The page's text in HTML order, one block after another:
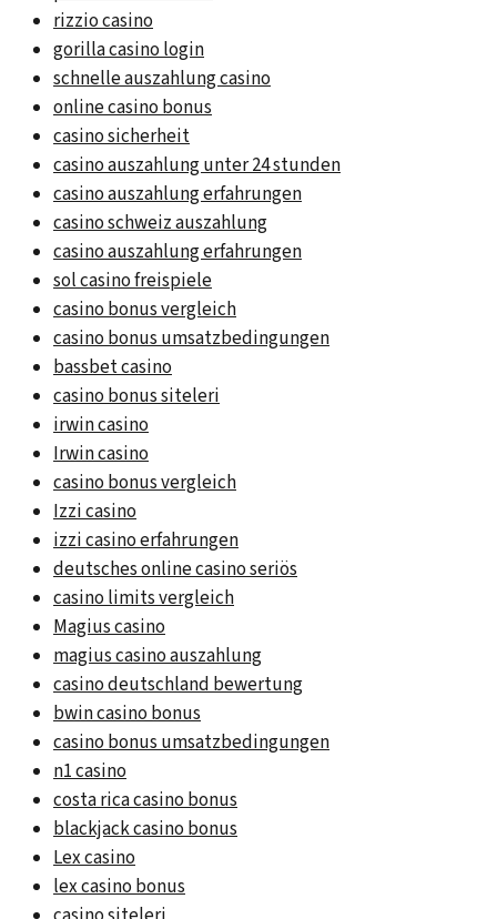
rizzio casino
gorilla casino login
schnelle auszahlung casino
online casino bonus
casino sicherheit
casino auszahlung unter 24 stunden
casino auszahlung erfahrungen
casino schweiz auszahlung
casino auszahlung erfahrungen
sol casino freispiele
casino bonus vergleich
casino bonus umsatzbedingungen
bassbet casino
casino bonus siteleri
irwin casino
Irwin casino
casino bonus vergleich
Izzi casino
izzi casino erfahrungen
deutsches online casino seriös
casino limits vergleich
Magius casino
magius casino auszahlung
casino deutschland bewertung
bwin casino bonus
casino bonus umsatzbedingungen
n1 casino
costa rica casino bonus
blackjack casino bonus
Lex casino
lex casino bonus